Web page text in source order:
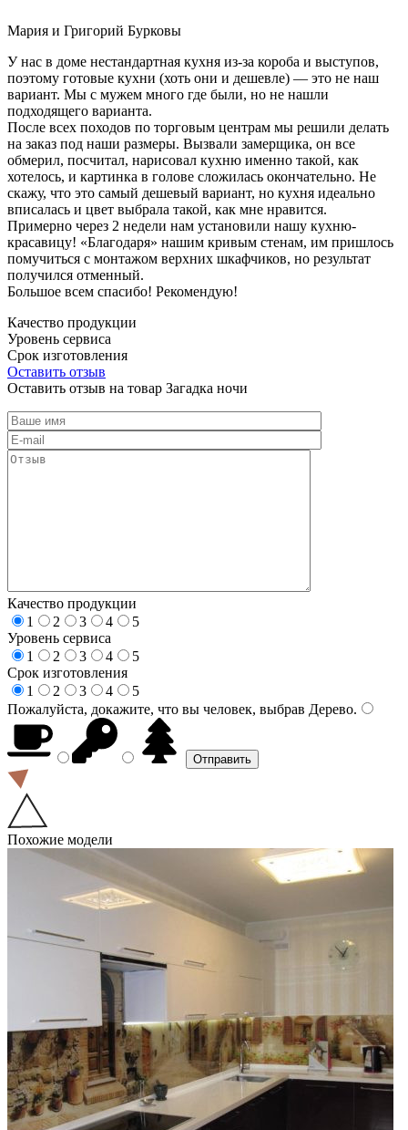
Мария и Григорий Бурковы
У нас в доме нестандартная кухня из-за короба и выступов,
поэтому готовые кухни (хоть они и дешевле) — это не наш
вариант. Мы с мужем много где были, но не нашли
подходящего варианта.
После всех походов по торговым центрам мы решили делать
на заказ под наши размеры. Вызвали замерщика, он все
обмерил, посчитал, нарисовал кухню именно такой, как
хотелось, и картинка в голове сложилась окончательно. Не
скажу, что это самый дешевый вариант, но кухня идеально
вписалась и цвет выбрала такой, как мне нравится.
Примерно через 2 недели нам установили нашу кухню-
красавицу! «Благодаря» нашим кривым стенам, им пришлось
помучиться с монтажом верхних шкафчиков, но результат
получился отменный.
Большое всем спасибо! Рекомендую!
Качество продукции
Уровень сервиса
Срок изготовления
Оставить отзыв
Оставить отзыв на товар Загадка ночи
Качество продукции
1
2 3 4
5
Уровень сервиса
1
2 3 4
5
Срок изготовления
1
2 3 4
5
Пожалуйста, докажите, что вы человек, выбрав Дерево.
Похожие модели